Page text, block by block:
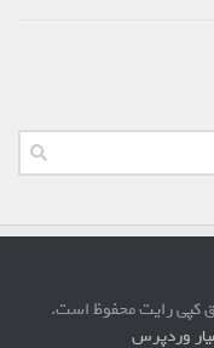
وردپرس